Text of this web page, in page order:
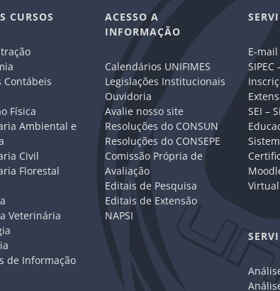
CURSOS
Contábeis
Física
Ambiental e
Civil
Florestal
Veterinária
de Informação
ACESSO A
INFORMAÇÃO
Calendários UNIFIMES
Legislações Institucionais
Ouvidoria
Avalie nosso site
Resoluções do CONSUN
Resoluções do CONSEPE
Comissão Própria de
Avaliação
Editais de Pesquisa
Editais de Extensão
NAPSI
E-
SEI –
Virtual